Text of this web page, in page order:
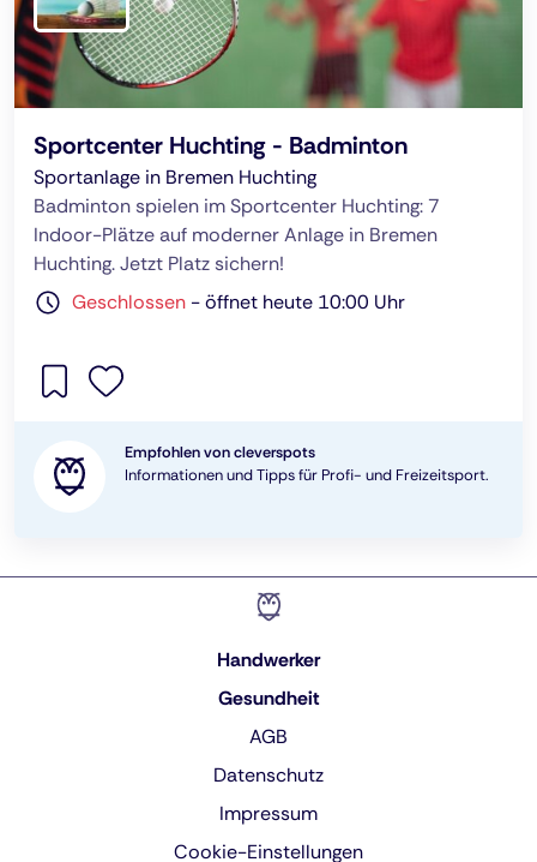
Sportcenter Huchting - Badminton
Sportanlage in Bremen Huchting
Badminton spielen im Sportcenter Huchting: 7
Indoor-Plätze auf moderner Anlage in Bremen
Huchting. Jetzt Platz sichern!
Geschlossen -öffnet heute 10:00 Uhr
Empfohlen von cleverspots
Informationen und Tipps für Profi- und Freizeitsport.
Handwerker
Gesundheit
AGB
Datenschutz
Impressum
Cookie-Einstellungen